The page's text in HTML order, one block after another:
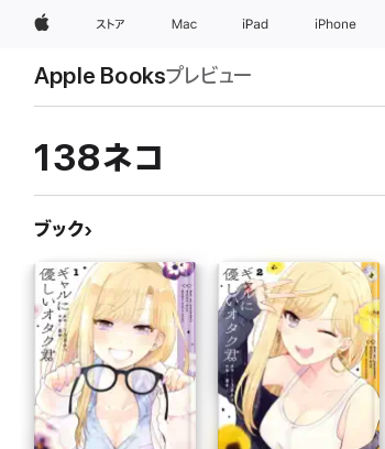
Appleストア Mac iPad iPhone
Apple Booksプレビュー
138ネコ
ブック